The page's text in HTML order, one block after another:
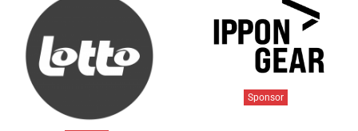
Sponsor